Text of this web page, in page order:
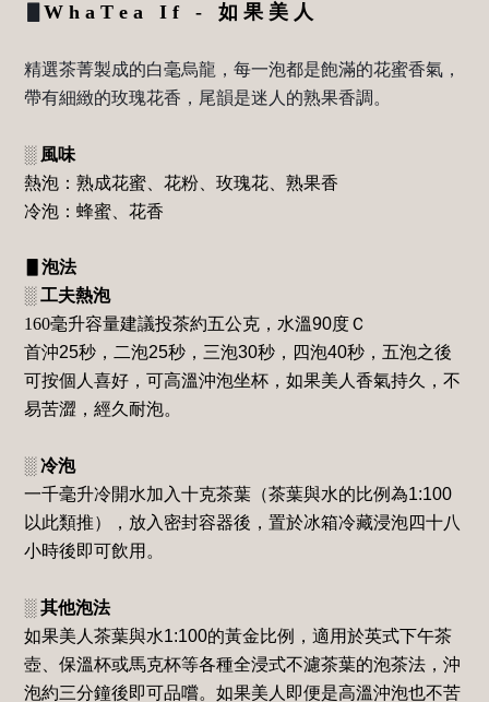
W h a T e a I f - 如 果 美 人
精選茶菁製成的白毫烏龍，每一泡都是飽滿的花蜜香氣，
帶有細緻的玫瑰花香，尾韻是迷人的熟果香調。
░ 風味
熱泡：熟成花蜜、花粉、玫瑰花、熟果香
冷泡：蜂蜜、花香
▋泡法
░ 工夫熱泡
160毫升容量建議投茶約五公克，水溫90度Ｃ
首沖25秒，二泡25秒，三泡30秒，四泡40秒，五泡之後
可按個人喜好，可高溫沖泡坐杯，如果美人香氣持久，不
易苦澀，經久耐泡。
░ 冷泡
一千毫升冷開水加入十克茶葉（茶葉與水的比例為1:100
以此類推），放入密封容器後，置於冰箱冷藏浸泡四十八
小時後即可飲用。
░ 其他泡法
如果美人茶葉與水1:100的黃金比例，適用於英式下午茶
壺、保溫杯或馬克杯等各種全浸式不濾茶葉的泡茶法，沖
泡約三分鐘後即可品嚐。如果美人即便是高溫沖泡也不苦